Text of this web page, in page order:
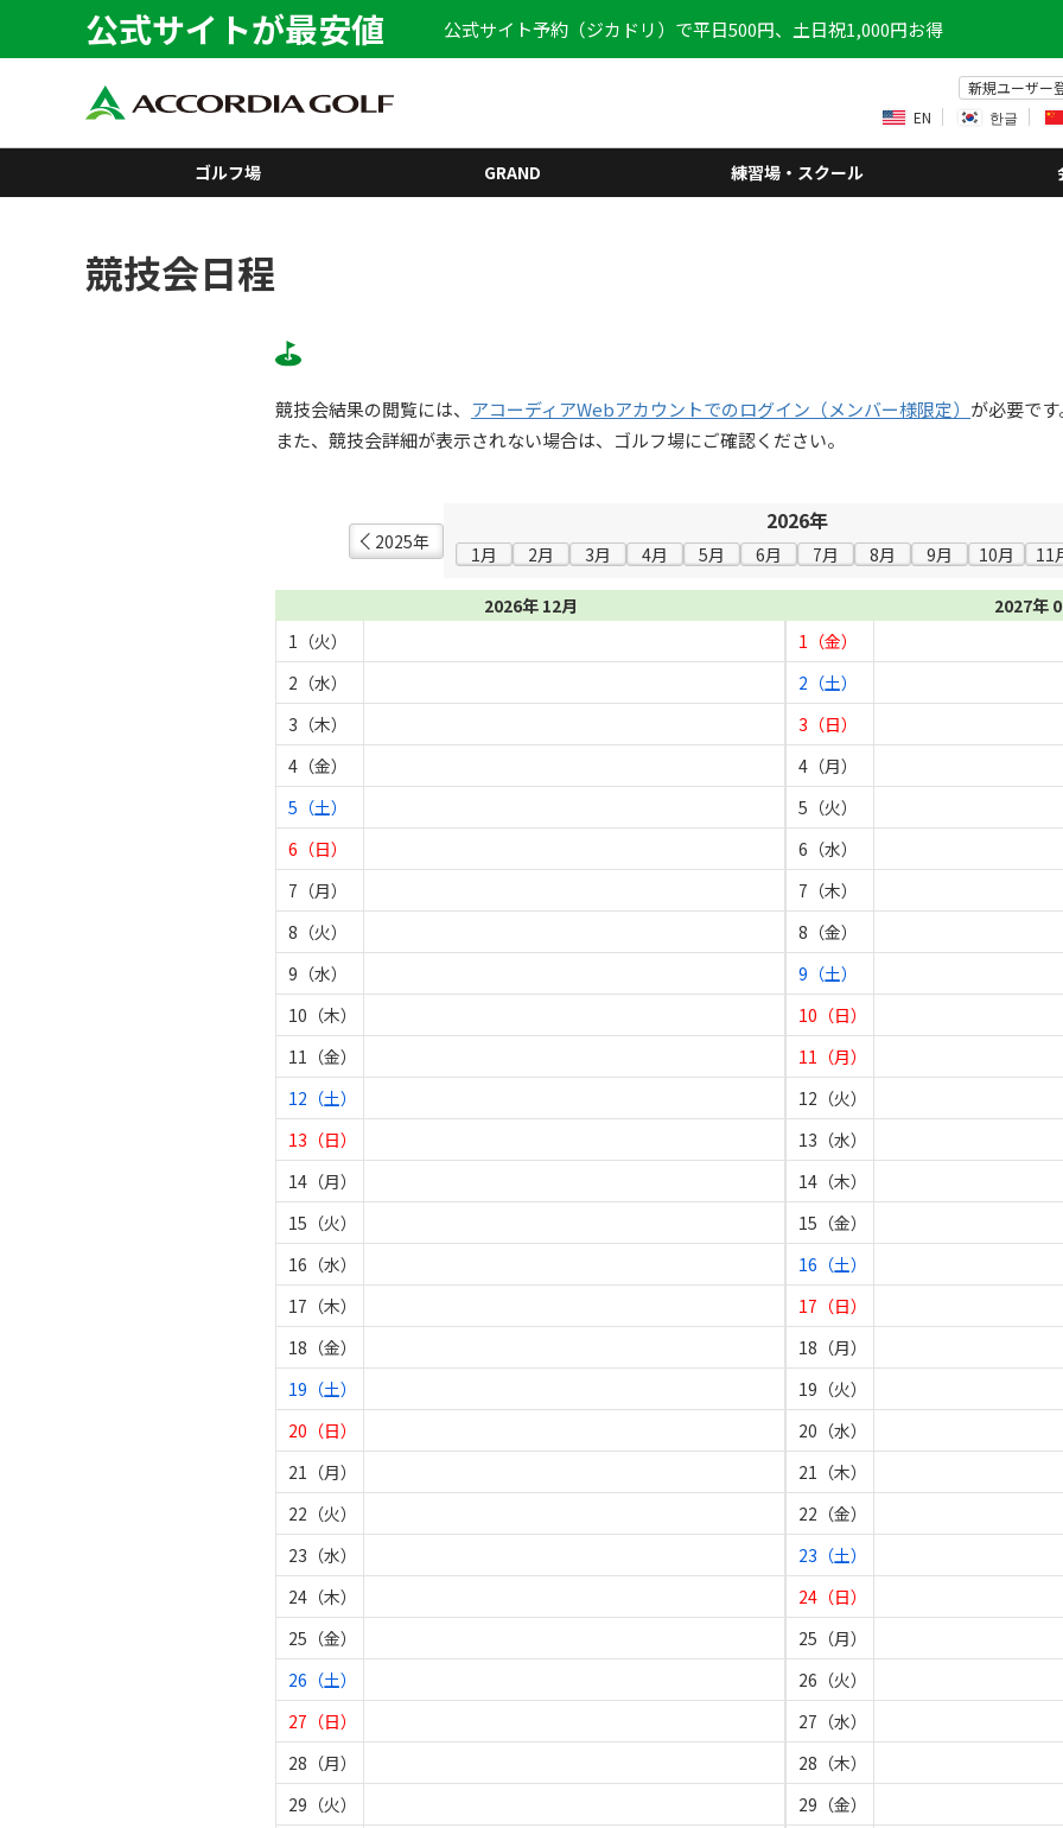
公式サイトが最安値 公式サイト予約（ジカドリ）で平日500円、土日祝1,000円お得
新規ユーザー
EN
한글
ゴルフ場 GRAND 練習場・スクール
競技会日程
競技会結果の閲覧には、 アコーディアWebアカウントでのログイン（メンバー様限定） が必要です
また、競技会詳細が表示されない場合は、ゴルフ場にご確認ください。
2025年
2026年
1月 2月 3月 4月 5月 6月 7月 8月 9月 10月 11
2026年 12月
1（火）
2（水）
3（木）
4（金）
5（土）
6（日）
7（月）
8（火）
9（水）
10（木）
11（金）
12（土）
13（日）
14（月）
15（火）
16（水）
17（木）
18（金）
19（土）
20（日）
21（月）
22（火）
23（水）
24（木）
25（金）
26（土）
27（日）
28（月）
29（火）
2027年
1（金）
2（土）
3（日）
4（月）
5（火）
6（水）
7（木）
8（金）
9（土）
10（日）
11（月）
12（火）
13（水）
14（木）
15（金）
16（土）
17（日）
18（月）
19（火）
20（水）
21（木）
22（金）
23（土）
24（日）
25（月）
26（火）
27（水）
28（木）
29（金）